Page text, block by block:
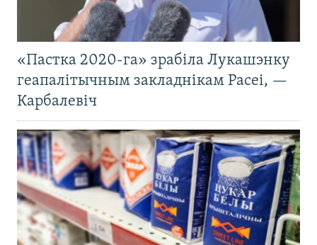
«Пастка 2020-га» зрабіла Лукашэнку
геапалітычным закладнікам Расеі, —
Карбалевіч